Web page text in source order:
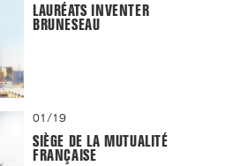
LAURÉATS INVENTER
BRUNESEAU
01/19
SIÈGE DE LA MUTUALITÉ
FRANÇAISE